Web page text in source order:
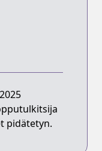
pidätetyn.